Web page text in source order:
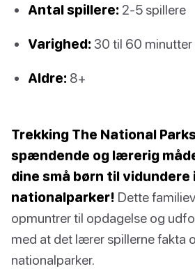
Antal spillere: 2-5 spillere
Varighed: 30 til 60 minutter
Aldre: 8+
Trekking The National
spændende og lærerig
dine små børn til vidundere i
nationalparker! Dette
opmuntrer til opdagelse og
med at det lærer spillerne fakta
nationalparker.